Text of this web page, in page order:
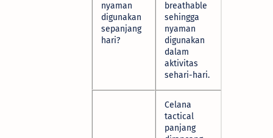
nyaman
digunakan
sepanjang
hari?
breathable
sehingga
nyaman
digunakan
dalam
aktivitas
sehari-hari.
Celana
tactical
panjang